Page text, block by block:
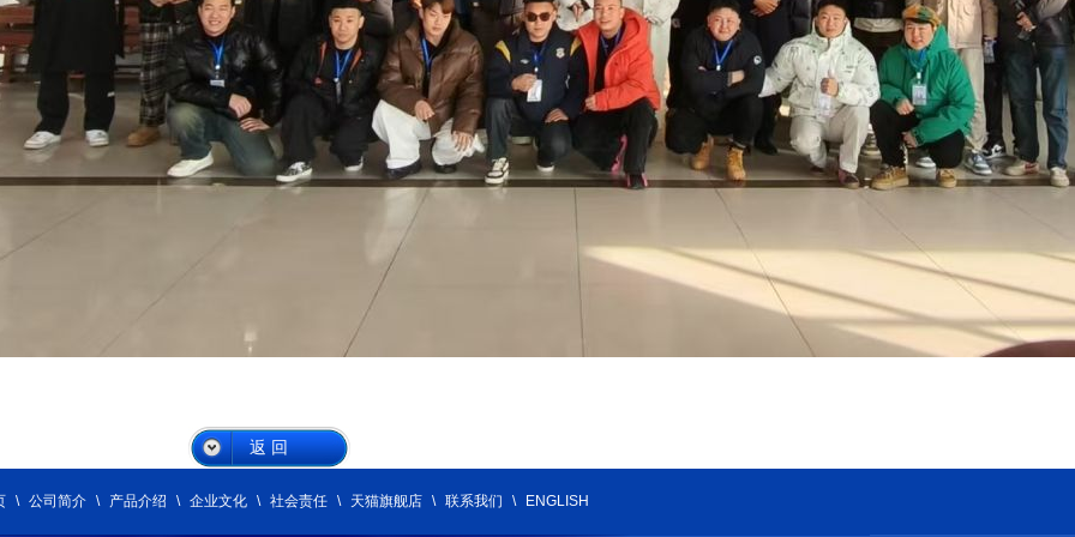
返 回
\ 公司简介 \ 产品介绍 \ 企业文化 \ 社会责任 \ 天猫旗舰店 \ 联系我们 \ ENGLISH